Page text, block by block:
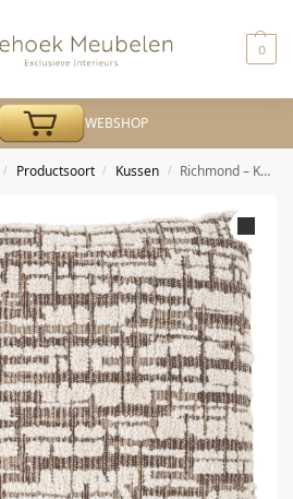
0
WEBSHOP
/ Productsoort / Kussen / Richmond – Kussen Oliv cream 50×50